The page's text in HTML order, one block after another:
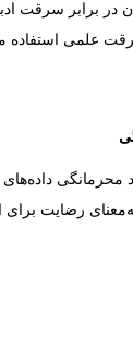
در برابر سرقت
علمی استفاده
محرمانگی
رضایت برای